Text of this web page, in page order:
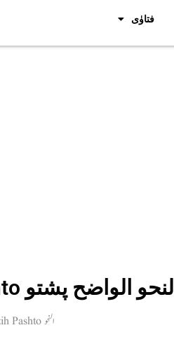
فتاوٰی
Al Nahwal Wazih Pashto النحو الواضح پشتو